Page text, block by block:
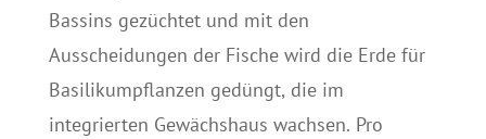
Bassins gezüchtet und mit den
Ausscheidungen der Fische wird die Erde für
Basilikumpflanzen gedüngt, die im
integrierten Gewächshaus wachsen. Pro